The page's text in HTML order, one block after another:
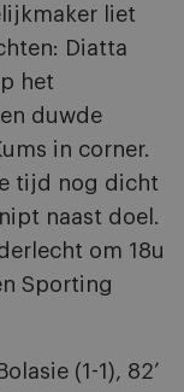
liet
Diatta
het
duwde
in corner.
tijd nog dicht
naast doel.
om 18u
Sporting
(1-1), 82’